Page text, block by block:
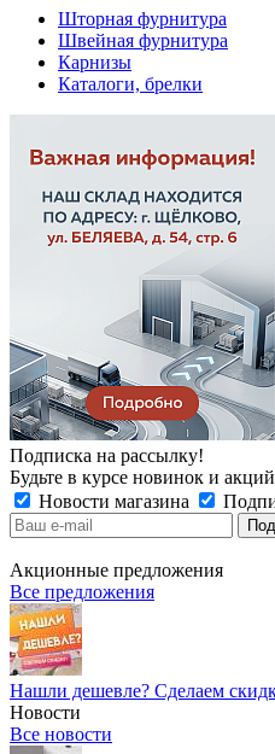
Шторная фурнитура
Швейная фурнитура
Карнизы
Каталоги, брелки
Подписка на рассылку!
Будьте в курсе новинок и акций
Новости магазина
Акционные предложения
Все предложения
Нашли дешевле? Сделаем
Новости
Все новости